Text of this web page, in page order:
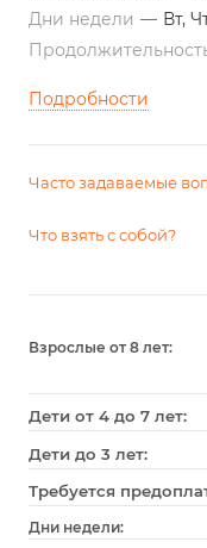
Дни недели — Вт,
Подробности
Часто задаваемые
Что взять с собой?
Взрослые от 8 лет:
Дети от 4 до 7 лет:
Дети до 3 лет:
Требуется
Дни недели: